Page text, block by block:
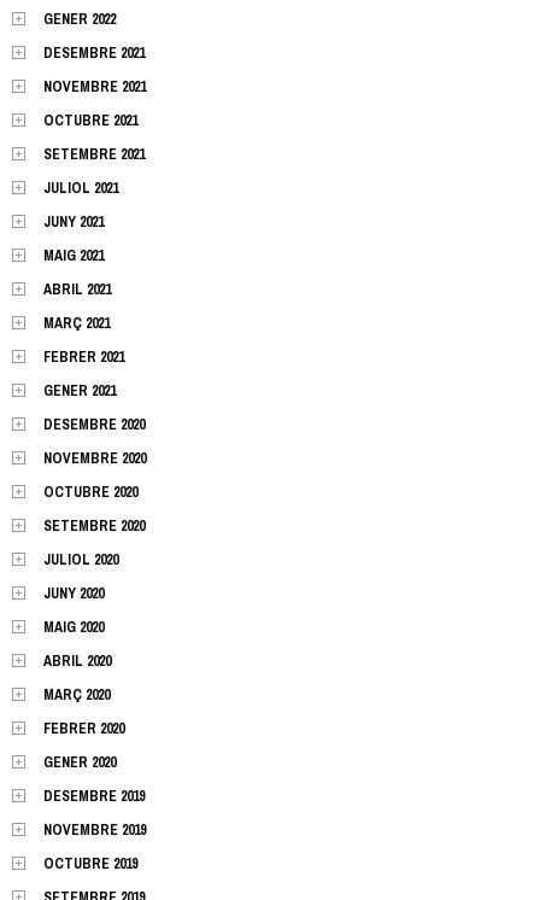
GENER 2022
DESEMBRE 2021
NOVEMBRE 2021
OCTUBRE 2021
SETEMBRE 2021
JULIOL 2021
JUNY 2021
MAIG 2021
ABRIL 2021
MARÇ 2021
FEBRER 2021
GENER 2021
DESEMBRE 2020
NOVEMBRE 2020
OCTUBRE 2020
SETEMBRE 2020
JULIOL 2020
JUNY 2020
MAIG 2020
ABRIL 2020
MARÇ 2020
FEBRER 2020
GENER 2020
DESEMBRE 2019
NOVEMBRE 2019
OCTUBRE 2019